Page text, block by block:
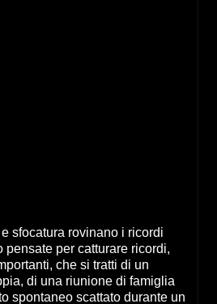
sfocatura rovinano i ricordi
pensate per catturare ricordi,
che si tratti di un
di una riunione di famiglia
spontaneo scattato durante un